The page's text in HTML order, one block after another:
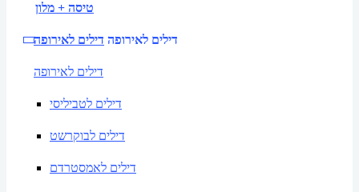
טיסה + מלון
דילים לאירופה דילים לאירופה
דילים לאירופה
דילים לטביליסי
דילים לבוקרשט
דילים לאמסטרדם